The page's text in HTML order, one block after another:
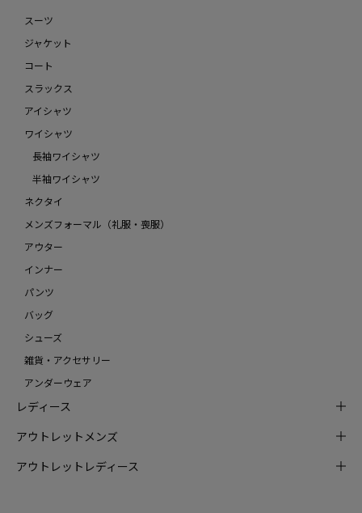
スーツ
ジャケット
コート
スラックス
アイシャツ
ワイシャツ
長袖ワイシャツ
半袖ワイシャツ
ネクタイ
メンズフォーマル（礼服・喪服）
アウター
インナー
パンツ
バッグ
シューズ
雑貨・アクセサリー
アンダーウェア
レディース
アウトレットメンズ
アウトレットレディース